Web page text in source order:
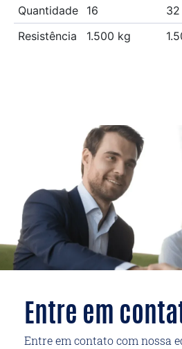
Quantidade 16 32
Resistência
1.500 kg
Entre em
Entre em contato com nossa